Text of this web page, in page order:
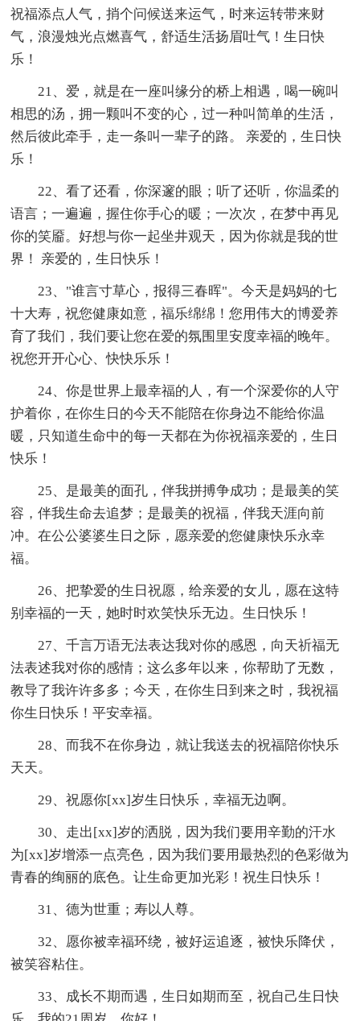
祝福添点人气，捎个问候送来运气，时来运转带来财
气，浪漫烛光点燃喜气，舒适生活扬眉吐气！生日快
乐！
21、爱，就是在一座叫缘分的桥上相遇，喝一碗叫
相思的汤，拥一颗叫不变的心，过一种叫简单的生活，
然后彼此牵手，走一条叫一辈子的路。 亲爱的，生日快
乐！
22、看了还看，你深邃的眼；听了还听，你温柔的
语言；一遍遍，握住你手心的暖；一次次，在梦中再见
你的笑靥。好想与你一起坐井观天，因为你就是我的世
界！ 亲爱的，生日快乐！
23、"谁言寸草心，报得三春晖"。今天是妈妈的七
十大寿，祝您健康如意，福乐绵绵！您用伟大的博爱养
育了我们，我们要让您在爱的氛围里安度幸福的晚年。
祝您开开心心、快快乐乐！
24、你是世界上最幸福的人，有一个深爱你的人守
护着你，在你生日的今天不能陪在你身边不能给你温
暖，只知道生命中的每一天都在为你祝福亲爱的，生日
快乐！
25、是最美的面孔，伴我拼搏争成功；是最美的笑
容，伴我生命去追梦；是最美的祝福，伴我天涯向前
冲。在公公婆婆生日之际，愿亲爱的您健康快乐永幸
福。
26、把挚爱的生日祝愿，给亲爱的女儿，愿在这特
别幸福的一天，她时时欢笑快乐无边。生日快乐！
27、千言万语无法表达我对你的感恩，向天祈福无
法表述我对你的感情；这么多年以来，你帮助了无数，
教导了我许许多多；今天，在你生日到来之时，我祝福
你生日快乐！平安幸福。
28、而我不在你身边，就让我送去的祝福陪你快乐
天天。
29、祝愿你[xx]岁生日快乐，幸福无边啊。
30、走出[xx]岁的洒脱，因为我们要用辛勤的汗水
为[xx]岁增添一点亮色，因为我们要用最热烈的色彩做为
青春的绚丽的底色。让生命更加光彩！祝生日快乐！
31、德为世重；寿以人尊。
32、愿你被幸福环绕，被好运追逐，被快乐降伏，
被笑容粘住。
33、成长不期而遇，生日如期而至，祝自己生日快